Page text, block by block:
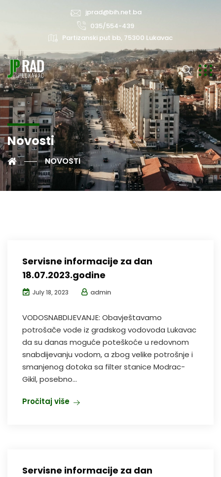
jprad@bih.net.ba
035/554-439
Partizanski put bb, 75300 Lukavac
Novosti
NOVOSTI
Servisne informacije za dan
18.07.2023.godine
July 18, 2023 admin
VODOSNABDIJEVANJE: Obavještavamo
potrošače vode iz gradskog vodovoda Lukavac
da su danas moguće poteškoće u redovnom
snabdijevanju vodom, a zbog velike potrošnje i
smanjenog dotoka sa filter stanice Modrac-
Gikil, posebno...
Pročitaj više
Servisne informacije za dan